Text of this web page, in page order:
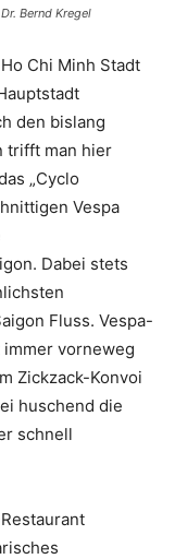
Bernd Kregel
Chi Minh Stadt
den bislang
trifft man hier
„Cyclo
Vespa
Dabei stets
Fluss. Vespa-
vorneweg
Zickzack-Konvoi
huschend die
schnell